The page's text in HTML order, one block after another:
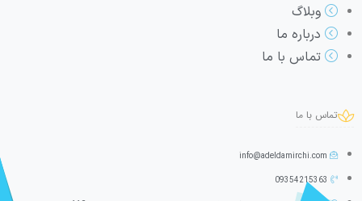
وبلاگ
درباره ما
تماس با ما
تماس با ما
info@adeldamirchi.com
09354215363